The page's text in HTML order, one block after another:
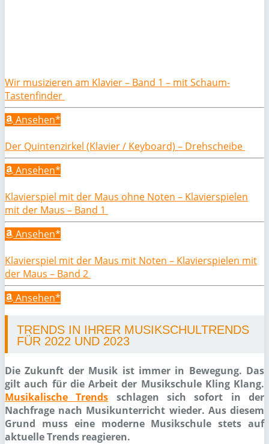
Wir musizieren am Klavier – Band 1 – mit Schaum-
Tastenfinder
Ansehen*
Der Quintenzirkel (Klavier / Keyboard) – Drehscheibe
Ansehen*
Klavierspiel mit der Maus ohne Noten – Klavierspielen
mit der Maus – Band 1
Ansehen*
Klavierspiel mit der Maus mit Noten – Klavierspielen mit
der Maus – Band 2
Ansehen*
TRENDS IN IHRER MUSIKSCHULTRENDS
FÜR 2022 UND 2023
Die Zukunft der Musik ist immer in Bewegung. Das
gilt auch für die Arbeit der Musikschule Kling Klang.
Musikalische Trends schlagen sich sofort in der
Nachfrage nach Musikunterricht wieder. Aus diesem
Grund muss eine moderne Musikschule stets auf
aktuelle Trends reagieren.